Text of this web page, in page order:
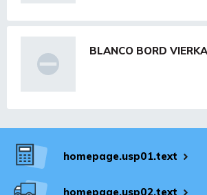
BLANCO BORD
homepage.usp01.text
homepage.usp02.text